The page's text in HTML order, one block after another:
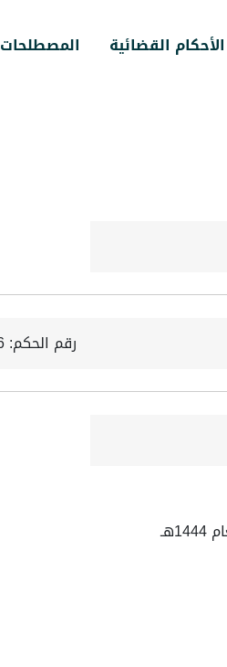
الأحكام القضائية المصطلحات
رقم الحكم: 4430613166